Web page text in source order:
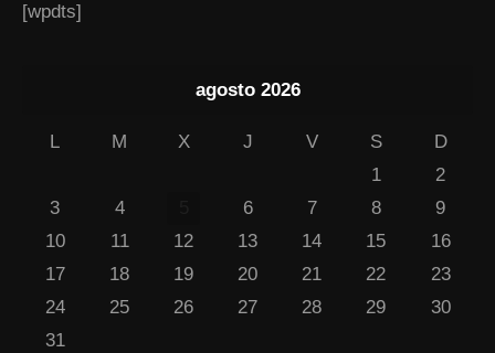
[wpdts]
agosto 2026
L M X J V S
D
1
2
3
4 6 7 8
9
10
11 12 13 14 15
16
17
18 19 20 21 22
23
24
25 26 27 28 29
30
31